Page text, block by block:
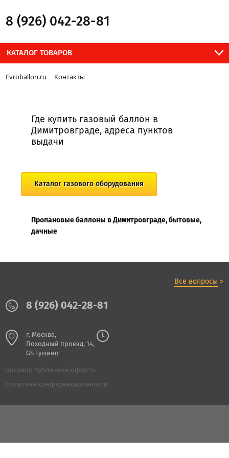
8 (926) 042-28-81
КАТАЛОГ ТОВАРОВ
Evroballon.ru Контакты
Каталог газового оборудования
Пропановые баллоны в Димитровграде, бытовые,
дачные
Где купить газовый баллон в
Димитровграде, адреса пунктов
выдачи
Все вопросы >
8 (926) 042-28-81
г. Москва,
Походный проезд, 14,
GS Тушино
Договор публичной оферты
Политика конфиденциальности